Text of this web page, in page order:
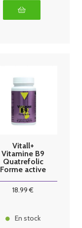
Vitall+
Vitamine B9
Quatrefolic
Forme active
18.99 €
En stock